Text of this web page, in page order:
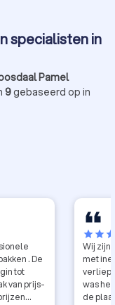
specialisten in
Pamel
9gebaseerd op in
. De
tot
van prijs-
starstar
Wij zijn
met
verliep
was
de